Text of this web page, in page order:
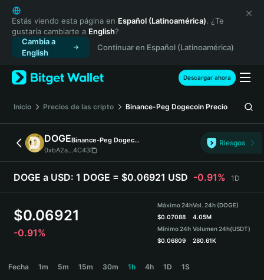
English
日本語
Tiếng Việt
Русский
Español (Latinoamérica)
Türkçe
Français
Deutsch
简体中文
繁體中文
Português (Portugal)
Bahasa Indonesia
ภาษาไทย
Español
Español (Argentina)
Estás viendo esta página en Español (Latinoamérica). ¿Te
gustaría cambiarte a English?
Cambia a
English
Continuar en Español (Latinoamérica)
Descargar ahora
Inicio Precios de las cripto Binance-Peg Dogecoin Precio
DOGE
Binance-Peg Dogecoin
0xbA2a...4C43
Riesgos
DOGE a USD: 1 DOGE = $0.06921 USD -0.91% 1D
$0.06921
-0.91%
Máximo 24h
$0.07088
Mínimo 24h
$0.06809
Vol. 24h (DOGE)
4.05M
Volumen 24h(USDT)
280.61K
Fecha 1m 5m 15m 30m 1h 4h 1D 1S